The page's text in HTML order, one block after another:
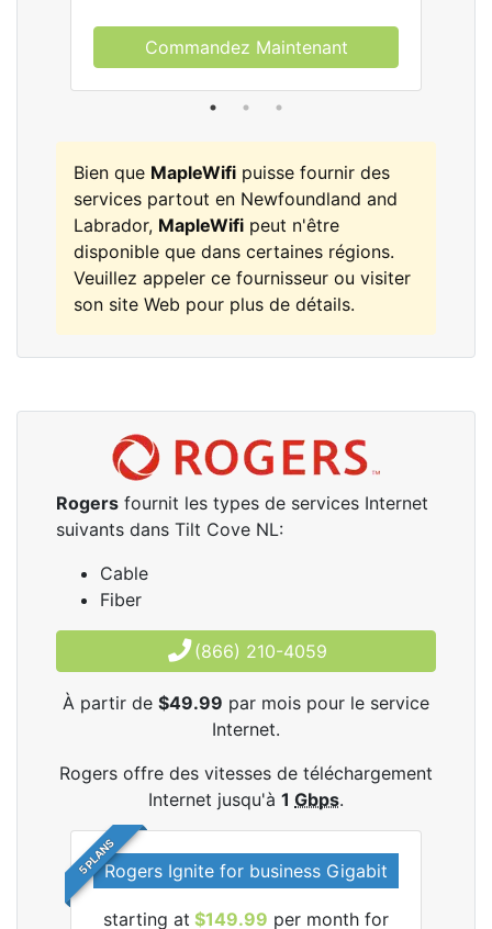
Commandez Maintenant
Bien que MapleWifi puisse fournir des
services partout en Newfoundland and
Labrador, MapleWifi peut n'être
disponible que dans certaines régions.
Veuillez appeler ce fournisseur ou visiter
son site Web pour plus de détails.
Rogers fournit les types de services Internet
suivants dans Tilt Cove NL:
Cable
Fiber
(866) 210-4059
À partir de $49.99 par mois pour le service
Internet.
Rogers offre des vitesses de téléchargement
Internet jusqu'à 1 Gbps.
5 PLANSRogers Ignite for business Gigabit
starting at $149.99 per month for